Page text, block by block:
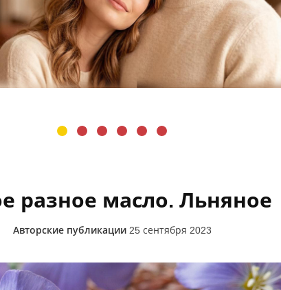
разное масло. Льняное
Авторские публикации 25 сентября 2023